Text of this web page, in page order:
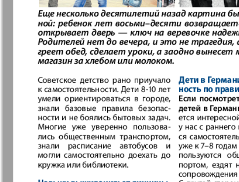
Архив необновляющихся на сайте изданий
7плюс7я Авангард
Анонс Антенна
Афиша Augsburg Бизнес
Ваша газета Версия